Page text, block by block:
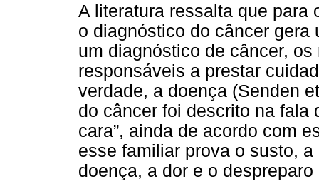
A literatura ressalta que para
o diagnóstico do câncer gera
um diagnóstico de câncer,
responsáveis a prestar
verdade, a doença (Senden
do câncer foi descrito na fala
cara”, ainda de acordo com
esse familiar prova o susto,
doença, a dor e o